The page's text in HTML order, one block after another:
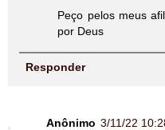
Peço pelos meus
por Deus
Responder
Anônimo 3/11/22